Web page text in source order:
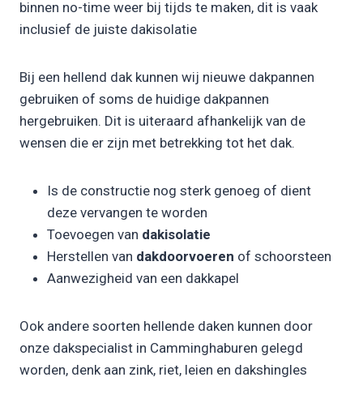
binnen no-time weer bij tijds te maken, dit is vaak
inclusief de juiste dakisolatie
Bij een hellend dak kunnen wij nieuwe dakpannen
gebruiken of soms de huidige dakpannen
hergebruiken. Dit is uiteraard afhankelijk van de
wensen die er zijn met betrekking tot het dak.
Is de constructie nog sterk genoeg of dient
deze vervangen te worden
Toevoegen van dakisolatie
Herstellen van dakdoorvoeren of schoorsteen
Aanwezigheid van een dakkapel
Ook andere soorten hellende daken kunnen door
onze dakspecialist in Camminghaburen gelegd
worden, denk aan zink, riet, leien en dakshingles